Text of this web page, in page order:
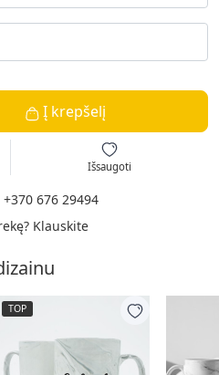
Į krepšelį
Išsaugoti
+370 676 29494
Klauskite
TOP